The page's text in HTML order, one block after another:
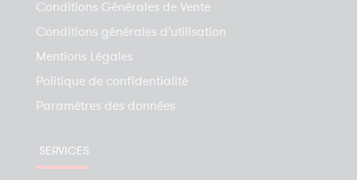
Conditions Générales de Vente
Conditions générales d'utilisation
Mentions Légales
Politique de confidentialité
Paramètres des données
SERVICES